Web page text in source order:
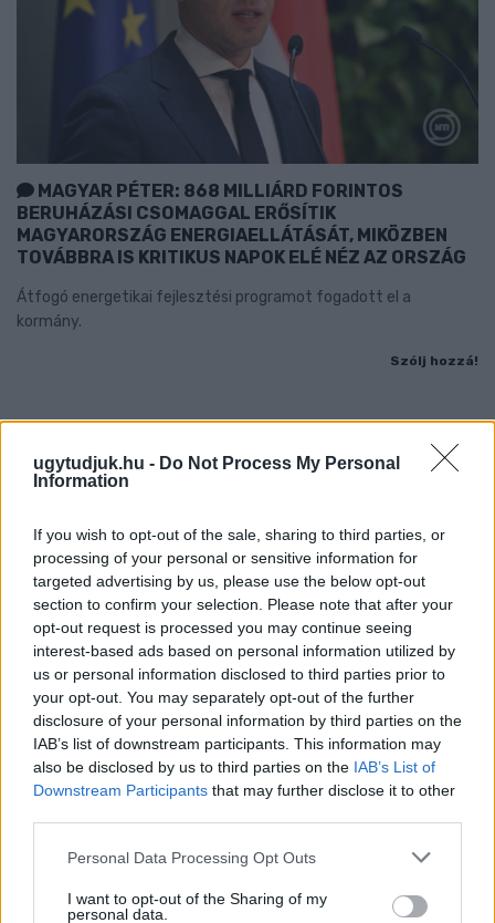
ugytudjuk.hu - Do Not Process My Personal
Information
If you wish to opt-out of the sale, sharing to third parties, or
processing of your personal or sensitive information for
targeted advertising by us, please use the below opt-out
section to confirm your selection. Please note that after your
opt-out request is processed you may continue seeing
interest-based ads based on personal information utilized by
us or personal information disclosed to third parties prior to
your opt-out. You may separately opt-out of the further
disclosure of your personal information by third parties on the
IAB’s list of downstream participants. This information may
also be disclosed by us to third parties on the IAB’s List of
Downstream Participants that may further disclose it to other
Please note that this website/app uses one or more Google
not limited to your visit or usage behaviour. You may click to
Personal Data Processing Opt Outs
I want to opt-out of the Sharing of my
personal data.
MAGYAR PÉTER: 868 MILLIÁRD FORINTOS
BERUHÁZÁSI CSOMAGGAL ERŐSÍTIK
MAGYARORSZÁG ENERGIAELLÁTÁSÁT, MIKÖZBEN
TOVÁBBRA IS KRITIKUS NAPOK ELÉ NÉZ AZ ORSZÁG
Átfogó energetikai fejlesztési programot fogadott el a
kormány.
Szólj hozzá!
ÁTADJÁK A MEGÚJULT ERZSÉBET LIGETI
KRESZ-PARKOT GYŐRBEN – CSALÁDI
rollerjelölés is várja a családokat augusztus 8-án.
Szólj hozzá!